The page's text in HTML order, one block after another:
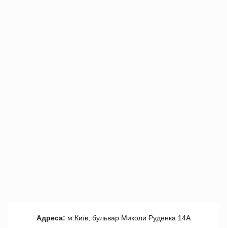
Адреса: м.Київ, бульвар Миколи Руденка 14А